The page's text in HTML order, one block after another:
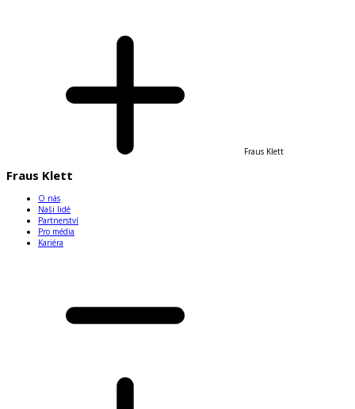
Fraus Klett
Fraus Klett
O nás
Naši lidé
Partnerství
Pro média
Kariéra